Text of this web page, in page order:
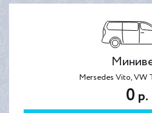
Mersedes Vito, VW
0 р.